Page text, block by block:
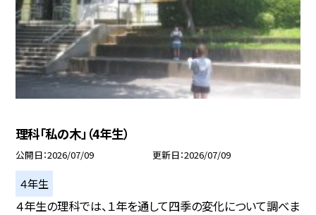
理科「私の木」（4年生）
公開日 2026/07/09 更新日 2026/07/09
４年生
４年生の理科では、１年を通して四季の変化について調べま